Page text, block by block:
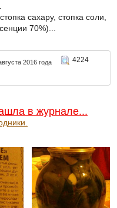
сахару, стопка соли,
70%)...
2016 года
4224
в журнале...